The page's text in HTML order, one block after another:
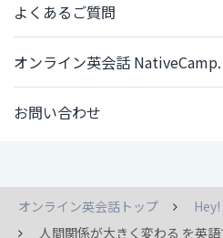
よくあるご質問
オンライン英会話
お問い合わせ
オンライン英会話トップ
人間関係が大きく変わる を英